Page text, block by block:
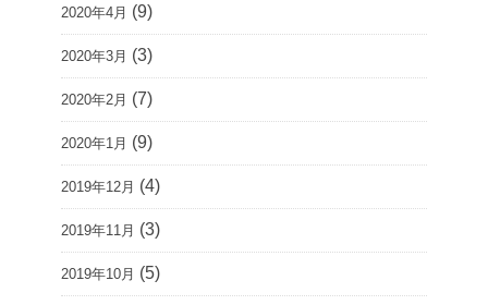
2020年4月 (9)
2020年3月 (3)
2020年2月 (7)
2020年1月 (9)
2019年12月 (4)
2019年11月 (3)
2019年10月 (5)